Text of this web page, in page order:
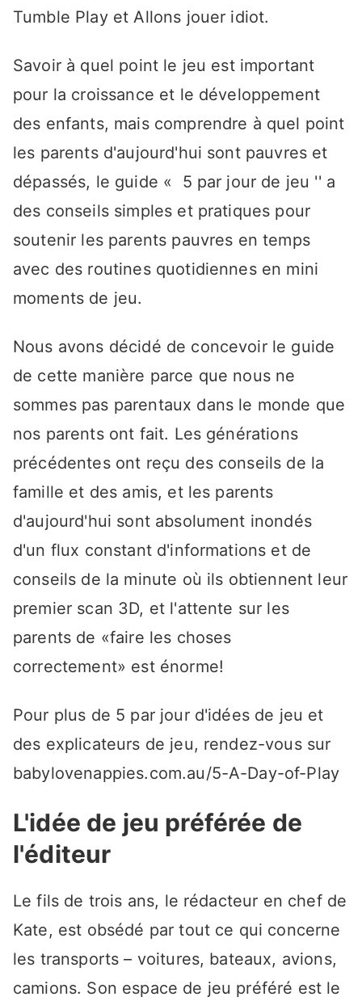
Tumble Play et Allons jouer idiot.
Savoir à quel point le jeu est important
pour la croissance et le développement
des enfants, mais comprendre à quel point
les parents d'aujourd'hui sont pauvres et
dépassés, le guide « 5 par jour de jeu '' a
des conseils simples et pratiques pour
soutenir les parents pauvres en temps
avec des routines quotidiennes en mini
moments de jeu.
Nous avons décidé de concevoir le guide
de cette manière parce que nous ne
sommes pas parentaux dans le monde que
nos parents ont fait. Les générations
précédentes ont reçu des conseils de la
famille et des amis, et les parents
d'aujourd'hui sont absolument inondés
d'un flux constant d'informations et de
conseils de la minute où ils obtiennent leur
premier scan 3D, et l'attente sur les
parents de «faire les choses
correctement» est énorme!
Pour plus de 5 par jour d'idées de jeu et
des explicateurs de jeu, rendez-vous sur
babylovenappies.com.au/5-A-Day-of-Play
L'idée de jeu préférée de
l'éditeur
Le fils de trois ans, le rédacteur en chef de
Kate, est obsédé par tout ce qui concerne
les transports – voitures, bateaux, avions,
camions. Son espace de jeu préféré est le